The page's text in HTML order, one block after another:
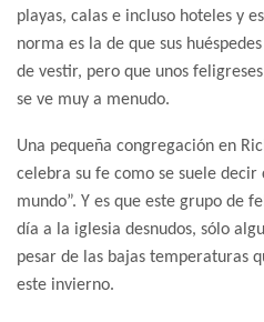
playas, calas e incluso hoteles y
norma es la de que sus
de vestir, pero que unos
se ve muy a menudo.
Una pequeña congregación en
celebra su fe como se suele decir
mundo”. Y es que este grupo de
día a la iglesia desnudos, sólo
pesar de las bajas temperaturas
este invierno.